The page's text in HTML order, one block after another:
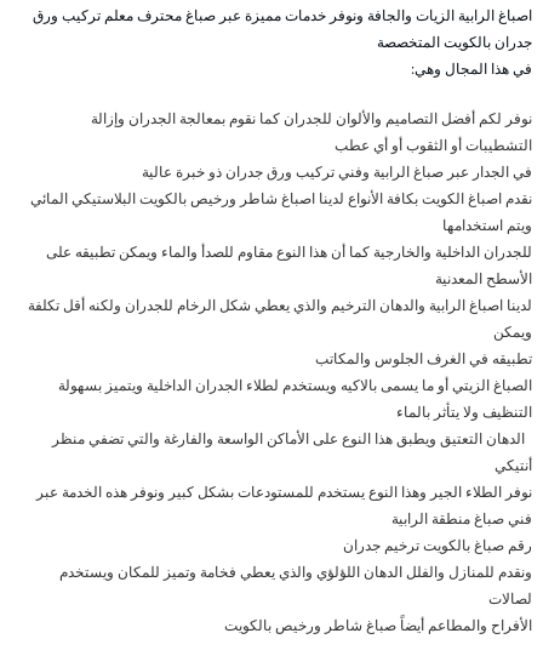
اصباغ الرابية الزيات والجافة ونوفر خدمات مميزة عبر صباغ محترف معلم تركيب ورق
جدران بالكويت المتخصصة
في هذا المجال وهي:
نوفر لكم أفضل التصاميم والألوان للجدران كما نقوم بمعالجة الجدران وإزالة
التشطيبات أو الثقوب أو أي عطب
في الجدار عبر صباغ الرابية وفني تركيب ورق جدران ذو خبرة عالية
نقدم اصباغ الكويت بكافة الأنواع لدينا اصباغ شاطر ورخيص بالكويت البلاستيكي المائي
ويتم استخدامها
للجدران الداخلية والخارجية كما أن هذا النوع مقاوم للصدأ والماء ويمكن تطبيقه على
الأسطح المعدنية
لدينا اصباغ الرابية والدهان الترخيم والذي يعطي شكل الرخام للجدران ولكنه أقل تكلفة
ويمكن
تطبيقه في الغرف الجلوس والمكاتب
الصباغ الزيتي أو ما يسمى بالاكيه ويستخدم لطلاء الجدران الداخلية ويتميز بسهولة
التنظيف ولا يتأثر بالماء
الدهان التعتيق ويطبق هذا النوع على الأماكن الواسعة والفارغة والتي تضفي منظر
أنتيكي
نوفر الطلاء الجير وهذا النوع يستخدم للمستودعات بشكل كبير ونوفر هذه الخدمة عبر
فني صباغ منطقة الرابية
رقم صباغ بالكويت ترخيم جدران
ونقدم للمنازل والفلل الدهان اللؤلؤي والذي يعطي فخامة وتميز للمكان ويستخدم
لصالات
الأفراح والمطاعم أيضاً صباغ شاطر ورخيص بالكويت